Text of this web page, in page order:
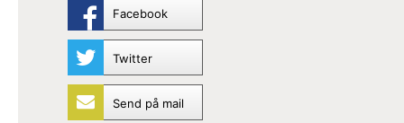
Facebook
Twitter
Send på mail